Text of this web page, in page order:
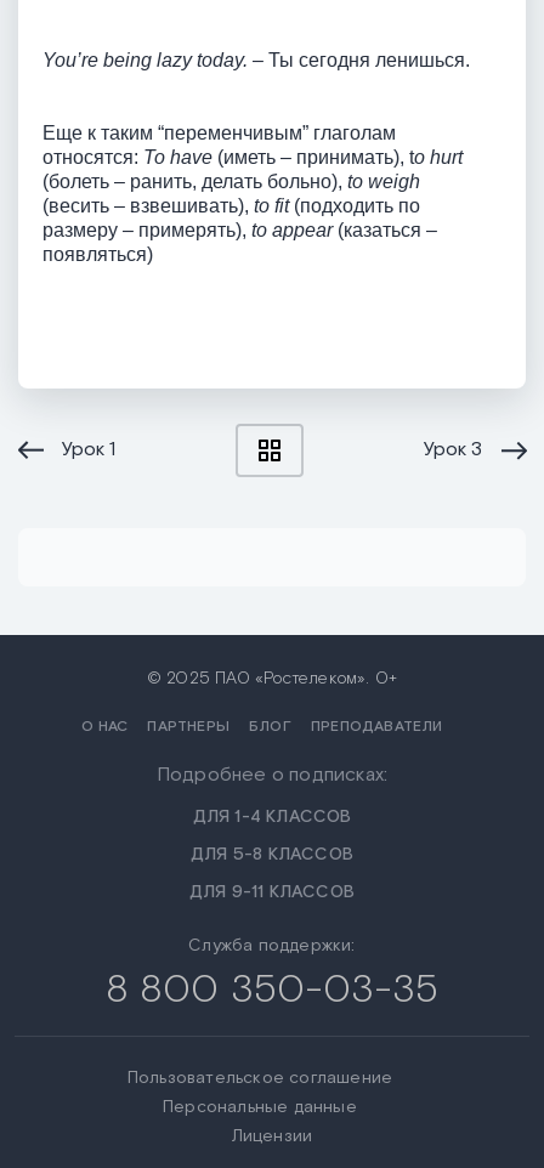
You’re being lazy today. – Ты сегодня ленишься.
Еще к таким “переменчивым” глаголам
относятся: To have (иметь – принимать), to hurt
(болеть – ранить, делать больно), to weigh
(весить – взвешивать), to fit (подходить по
размеру – примерять), to appear(казаться –
появляться)
Урок1 Урок3
© 2025 ПАО «Ростелеком». 0+
О НАС ПАРТНЕРЫ БЛОГ ПРЕПОДАВАТЕЛИ
Подробнее о подписках:
ДЛЯ 1-4 КЛАССОВ
ДЛЯ 5-8 КЛАССОВ
ДЛЯ 9-11 КЛАССОВ
Служба поддержки:
8 800 350-03-35
Пользовательское соглашение
Персональные данные
Лицензии